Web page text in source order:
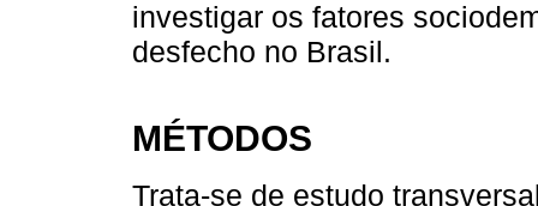
investigar os fatores
desfecho no Brasil.
MÉTODOS
Trata-se de estudo